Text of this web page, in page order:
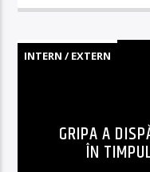
INTERN / EXTERN
GRIPA A
ÎN